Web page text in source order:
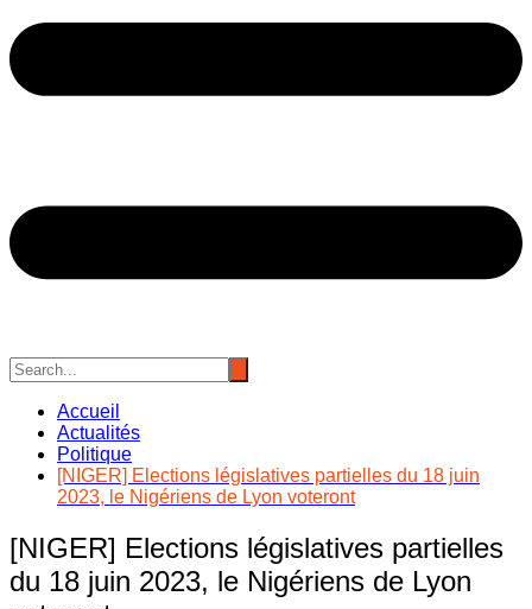
Accueil
Actualités
Politique
[NIGER] Elections législatives partielles du 18 juin
2023, le Nigériens de Lyon voteront
[NIGER] Elections législatives partielles
du 18 juin 2023, le Nigériens de Lyon